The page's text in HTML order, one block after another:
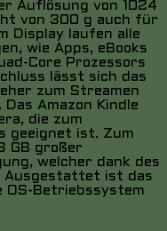
Auflösung von 1024
von 300 g auch für
Display laufen alle
wie Apps, eBooks
Core Prozessors
lässt sich das
zum Streamen
Amazon Kindle
die zum
geeignet ist. Zum
GB großer
welcher dank des
Ausgestattet ist das
OS-Betriebssystem